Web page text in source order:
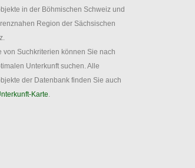
in der Böhmischen Schweiz und
Region der Sächsischen
von Suchkriterien können Sie nach
Unterkunft suchen. Alle
der Datenbank finden Sie auch
Karte.